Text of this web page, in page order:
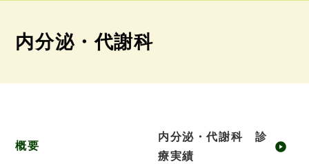
内分泌・代謝科
概要
内分泌・代謝科 診
療実績